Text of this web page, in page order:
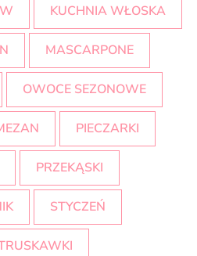
KUCHNIA WŁOSKA
MASCARPONE
OWOCE SEZONOWE
PIECZARKI
PRZEKĄSKI
STYCZEŃ